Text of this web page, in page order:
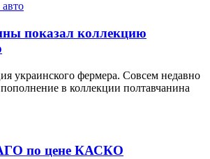
показал коллекцию
украинского фермера. Совсем недавно
в коллекции полтавчанина
по цене КАСКО